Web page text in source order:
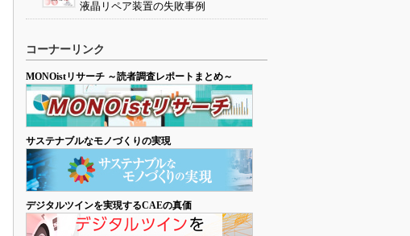
液晶リペア装置の失敗事例
コーナーリンク
MONOistリサーチ ～読者調査レポートまとめ～
サステナブルなモノづくりの実現
デジタルツインを実現するCAEの真価